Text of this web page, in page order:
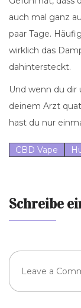
auch mal ganz
paar Tage.
wirklich das
dahintersteckt.
Und wenn du dir
deinem Arzt
hast du nur
CBD Vape
Schreibe